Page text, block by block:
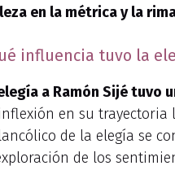
en la métrica y la
influencia tuvo la
a Ramón Sijé tuvo
en su trayectoria
de la elegía se
de los